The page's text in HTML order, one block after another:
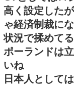
高く設定した
ゃ経済制裁に
状況で揉めて
ポーランドは
いね
日本人として